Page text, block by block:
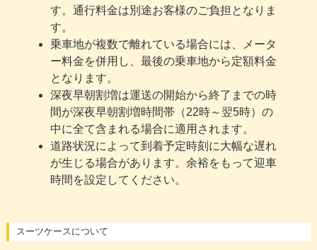
す。通行料金は別途お客様のご負担となりま
す。
乗車地が複数で離れている場合には、メータ
ー料金を併用し、最後の乗車地から定額料金
となります。
深夜早朝割増は運送の開始から終了までの時
間が深夜早朝割増時間帯（22時～翌5時）の
中に全て含まれる場合に適用されます。
道路状況によって到着予定時刻に大幅な遅れ
が生じる場合があります。余裕をもって迎車
時間を設定してください。
スーツケースについて